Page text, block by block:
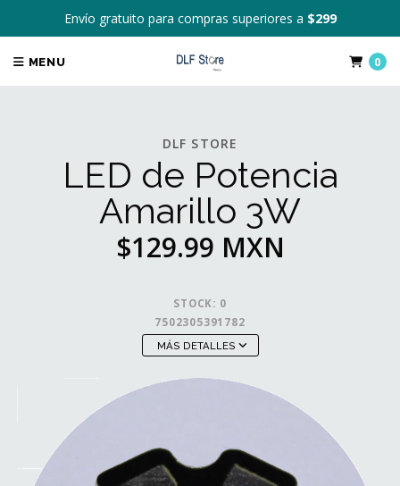
Envío gratuito para compras superiores a $299
MENU 0
DLF STORE
LED de Potencia
Amarillo 3W
$129.99 MXN
STOCK: 0
7502305391782
MÁS DETALLES